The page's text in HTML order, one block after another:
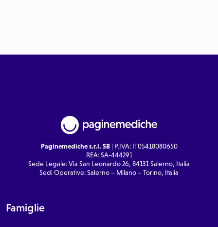
Paginemediche s.r.l. SB| P.IVA: IT05418080650
REA: SA-444291
Sede Legale: Via San Leonardo 26, 84131 Salerno, Italia
Sedi Operative: Salerno – Milano – Torino, Italia
Famiglie